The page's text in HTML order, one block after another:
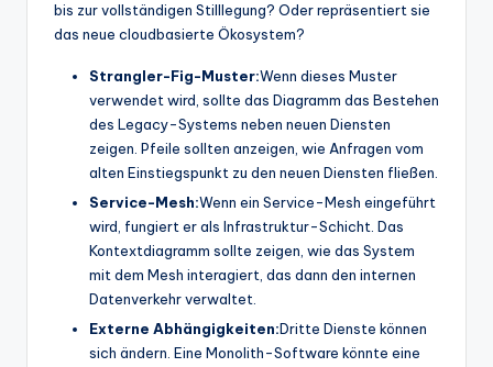
bis zur vollständigen Stilllegung? Oder repräsentiert sie
das neue cloudbasierte Ökosystem?
Strangler-Fig-Muster:Wenn dieses Muster
verwendet wird, sollte das Diagramm das Bestehen
des Legacy-Systems neben neuen Diensten
zeigen. Pfeile sollten anzeigen, wie Anfragen vom
alten Einstiegspunkt zu den neuen Diensten fließen.
Service-Mesh:Wenn ein Service-Mesh eingeführt
wird, fungiert er als Infrastruktur-Schicht. Das
Kontextdiagramm sollte zeigen, wie das System
mit dem Mesh interagiert, das dann den internen
Datenverkehr verwaltet.
Externe Abhängigkeiten:Dritte Dienste können
sich ändern. Eine Monolith-Software könnte eine